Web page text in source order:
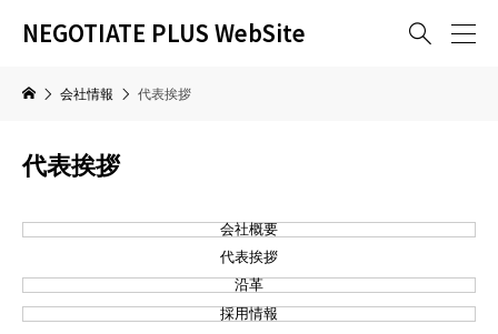
NEGOTIATE PLUS WebSite 
会社情報 代表挨拶
代表挨拶
会社概要
代表挨拶
沿革
採用情報